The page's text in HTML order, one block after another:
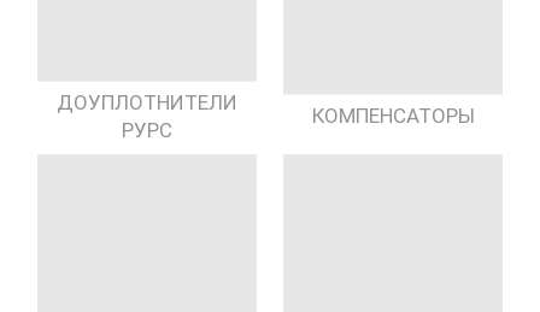
ДОУПЛОТНИТЕЛИ
РУРС
КОМПЕНСАТОРЫ